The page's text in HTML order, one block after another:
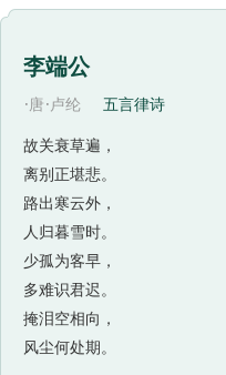
李端公
·唐·卢纶 五言律诗
故关衰草遍，
离别正堪悲。
路出寒云外，
人归暮雪时。
少孤为客早，
多难识君迟。
掩泪空相向，
风尘何处期。